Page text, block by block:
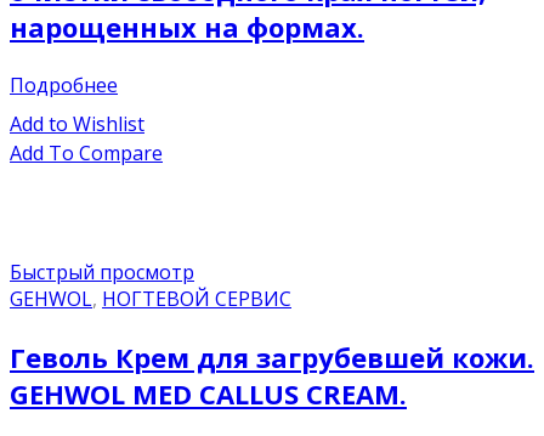
нарощенных на формах.
Подробнее
Add to Wishlist
Add To Compare
Быстрый просмотр
GEHWOL, НОГТЕВОЙ СЕРВИС
Геволь Крем для загрубевшей кожи.
GEHWOL MED CALLUS CREAM.